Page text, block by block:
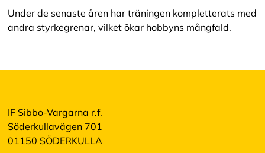
l
l
a
A
p
t
e
r
Under de senaste åren har träningen kompletterats med
andra styrkegrenar, vilket ökar hobbyns mångfald.
IF Sibbo-Vargarna r.f.
Söderkullavägen 701
01150 SÖDERKULLA